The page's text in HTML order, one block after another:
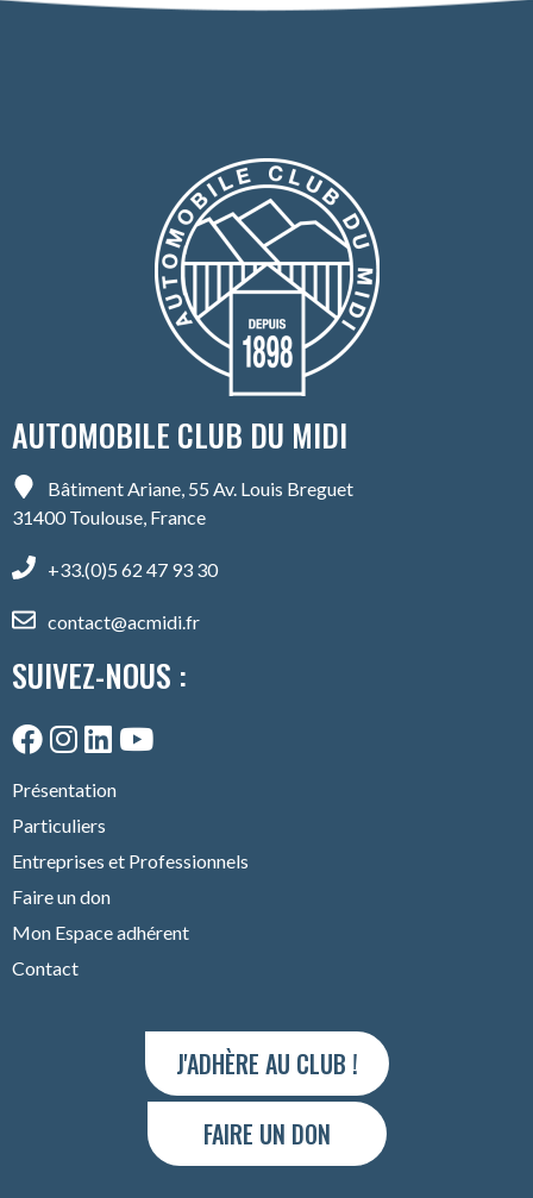
AUTOMOBILE CLUB DU MIDI
Bâtiment Ariane, 55 Av. Louis Breguet
31400 Toulouse, France
+33.(0)5 62 47 93 30
contact@acmidi.fr
SUIVEZ-NOUS :
Présentation
Particuliers
Entreprises et Professionnels
Faire un don
Mon Espace adhérent
Contact
J'ADHÈRE AU CLUB !
FAIRE UN DON